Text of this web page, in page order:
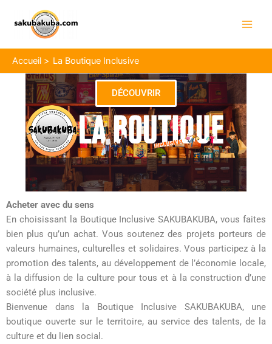
contenu
Accueil La Boutique Inclusive
DÉCOUVRIR
Acheter avec du sens
En choisissant la Boutique Inclusive SAKUBAKUBA, vous faites
bien plus qu’un achat. Vous soutenez des projets porteurs de
valeurs humaines, culturelles et solidaires. Vous participez à la
promotion des talents, au développement de l’économie locale,
à la diffusion de la culture pour tous et à la construction d’une
société plus inclusive.
Bienvenue dans la Boutique Inclusive SAKUBAKUBA, une
boutique ouverte sur le territoire, au service des talents, de la
culture et du lien social.